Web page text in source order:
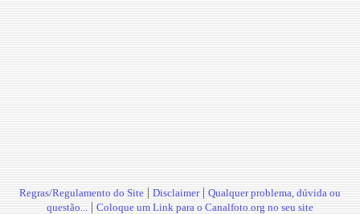
Regras/Regulamento do Site | Disclaimer| Qualquer problema, dúvida ou
questão... | Coloque um Link para o Canalfoto.org no seu site